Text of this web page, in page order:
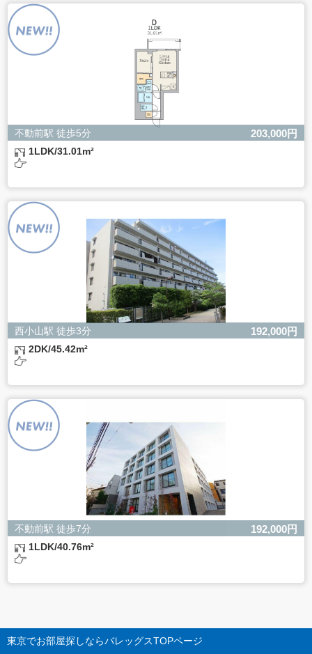
よるものです。
ただし、必要な項目をいただけない場合、適切な対応がで
きない場合があります。
不動前駅 徒歩5分 203,000円
1LDK/31.01m²
西小山駅 徒歩3分 192,000円
2DK/45.42m²
不動前駅 徒歩7分 192,000円
1LDK/40.76m²
東京でお部屋探しならバレッグスTOPページ